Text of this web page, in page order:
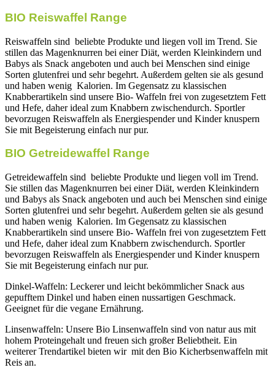
BIO Reiswaffel Range
Reiswaffeln sind beliebte Produkte und liegen voll im Trend. Sie
stillen das Magenknurren bei einer Diät, werden Kleinkindern und
Babys als Snack angeboten und auch bei Menschen sind einige
Sorten glutenfrei und sehr begehrt. Außerdem gelten sie als gesund
und haben wenig Kalorien. Im Gegensatz zu klassischen
Knabberartikeln sind unsere Bio- Waffeln frei von zugesetztem Fett
und Hefe, daher ideal zum Knabbern zwischendurch. Sportler
bevorzugen Reiswaffeln als Energiespender und Kinder knuspern
Sie mit Begeisterung einfach nur pur.
BIO Getreidewaffel Range
Getreidewaffeln sind beliebte Produkte und liegen voll im Trend.
Sie stillen das Magenknurren bei einer Diät, werden Kleinkindern
und Babys als Snack angeboten und auch bei Menschen sind einige
Sorten glutenfrei und sehr begehrt. Außerdem gelten sie als gesund
und haben wenig Kalorien. Im Gegensatz zu klassischen
Knabberartikeln sind unsere Bio- Waffeln frei von zugesetztem Fett
und Hefe, daher ideal zum Knabbern zwischendurch. Sportler
bevorzugen Reiswaffeln als Energiespender und Kinder knuspern
Sie mit Begeisterung einfach nur pur.
Dinkel-Waffeln: Leckerer und leicht bekömmlicher Snack aus
gepufftem Dinkel und haben einen nussartigen Geschmack.
Geeignet für die vegane Ernährung.
Linsenwaffeln: Unsere Bio Linsenwaffeln sind von natur aus mit
hohem Proteingehalt und freuen sich großer Beliebtheit. Ein
weiterer Trendartikel bieten wir mit den Bio Kicherbsenwaffeln mit
Reis an.